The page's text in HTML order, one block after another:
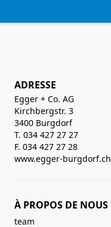
ADRESSE
Egger + Co. AG
Kirchbergstr. 3
3400 Burgdorf
T. 034 427 27 27
F. 034 427 27 28
www.egger-burgdorf.ch
À PROPOS DE NOUS
team